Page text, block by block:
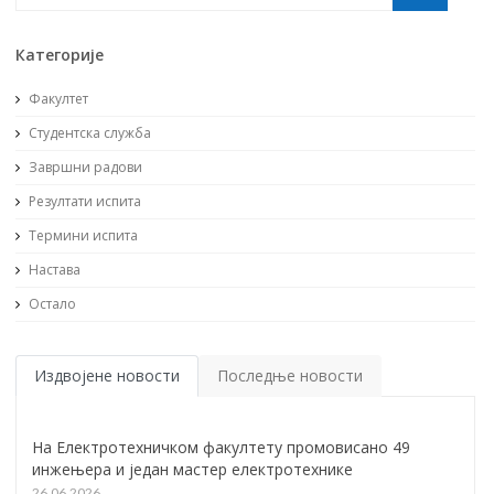
Категорије
Факултет
Студентска служба
Завршни радови
Резултати испита
Термини испита
Настава
Остало
Издвојене новости Последње новости
На Електротехничком факултету промовисано 49
инжењера и један мастер електротехнике